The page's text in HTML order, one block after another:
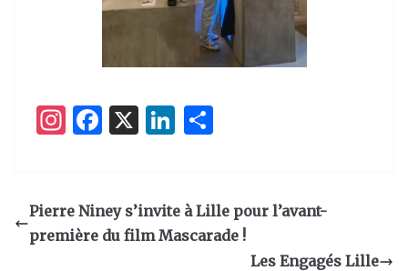
I
a
g
F
e
b
X
Li
e
dI
g
er
Pierre Niney s’invite à Lille pour l’avant-
première du film Mascarade !
Les Engagés Lille